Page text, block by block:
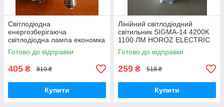
Світлодіодна
енергозберігаюча
світлодіодна лампа економка
40Вт Е27-Е40
Готово до відправки
405 ₴ 810 ₴
Купити
Лінійний світлодіодний
світильник SIGMA-14 4200К
1100 ЛМ HOROZ ELECTRIC
14Вт IP20
Готово до відправки
259 ₴ 518 ₴
Купити